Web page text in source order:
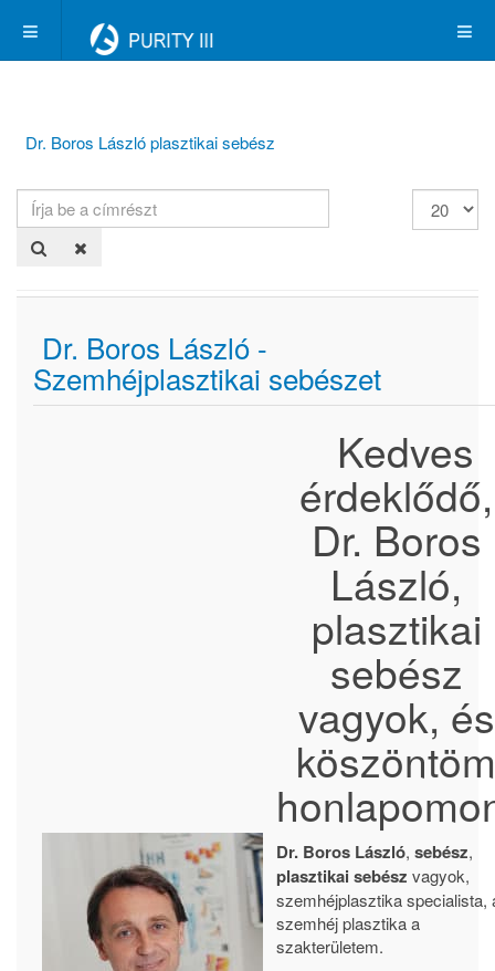
Dr. Boros László plasztikai sebész
Írja
be
Tételek
#
Dr. Boros László -
Szemhéjplasztikai sebészet
Kedves
érdeklődő,
Dr. Boros
László,
plasztikai
sebész
vagyok, és
köszöntöm
Dr. Boros László, sebész,
plasztikai sebész vagyok,
szemhéjplasztika specialista,
szemhéj plasztika a
szakterületem.